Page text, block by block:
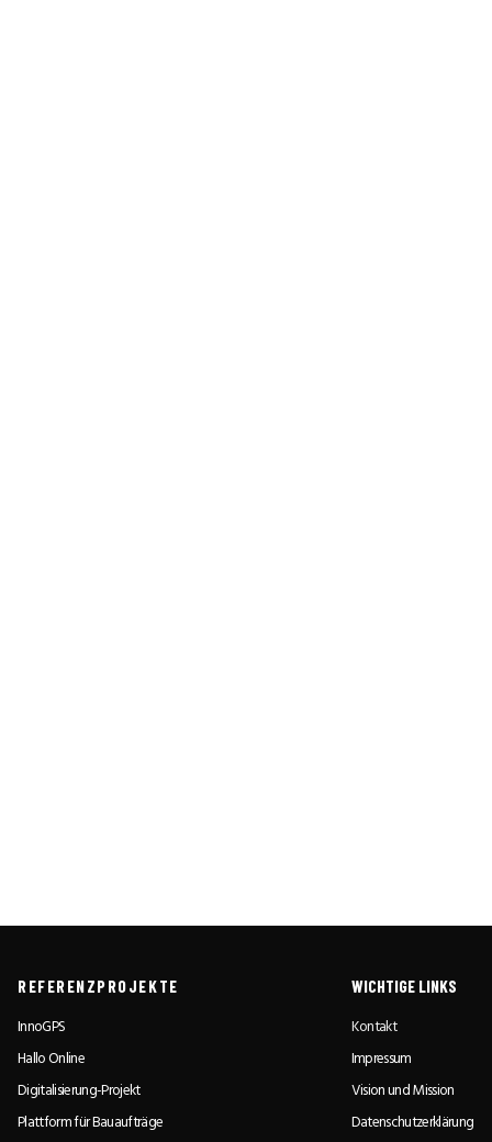
REFERENZPROJEKTE
InnoGPS
Hallo Online
Digitalisierung-Projekt
Plattform für Bauaufträge
WICHTIGE LINKS
Kontakt
Impressum
Vision und Mission
Datenschutzerklärung